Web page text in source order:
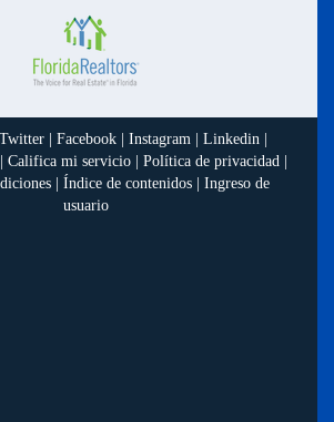
Twitter| Facebook| Instagram| Linkedin|
Califica mi servicio Política de privacidad
Índice de contenidos
Ingreso de
usuario